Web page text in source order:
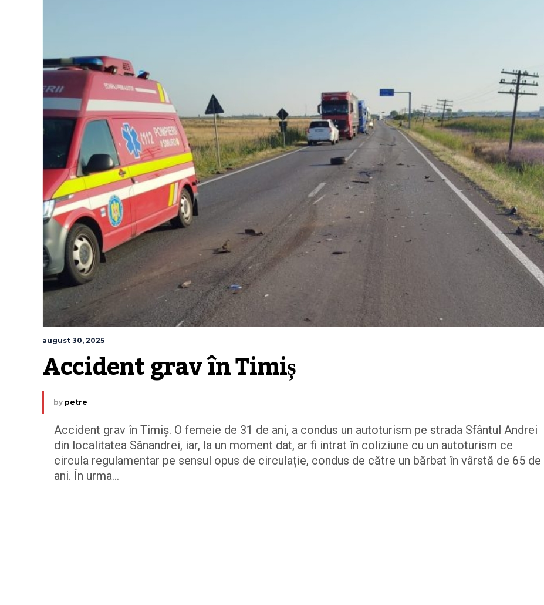
august 30, 2025
Accident grav în Timiș
by petre
Accident grav în Timiș. O femeie de 31 de ani, a condus un autoturism pe strada Sfântul Andrei
din localitatea Sânandrei, iar, la un moment dat, ar fi intrat în coliziune cu un autoturism ce
circula regulamentar pe sensul opus de circulație, condus de către un bărbat în vârstă de 65 de
ani. În urma...